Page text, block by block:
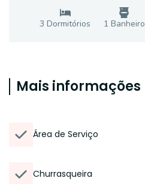
3 Dormitórios 1 Banheiro
Mais informações
Área de Serviço
Churrasqueira